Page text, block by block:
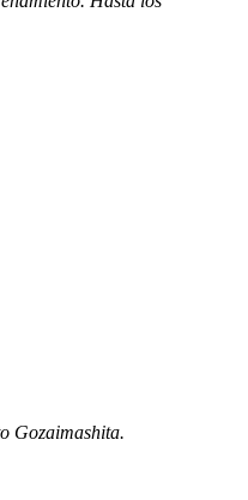
Gozaimashita.